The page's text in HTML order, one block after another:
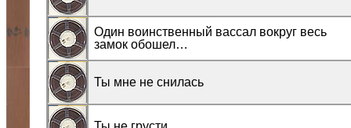
Один воинственный вассал вокруг весь
замок обошел…
Ты мне не снилась